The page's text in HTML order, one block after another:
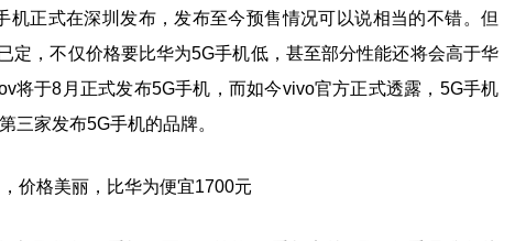
机正式在深圳发布，发布至今预售情况可以说相当的不错。但
定，不仅价格要比华为5G手机低，甚至部分性能还将会高于华
将于8月正式发布5G手机，而如今vivo官方正式透露，5G手机
三家发布5G手机的品牌。